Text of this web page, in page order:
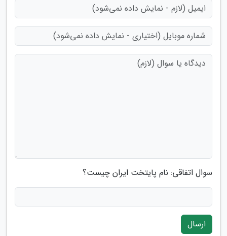
سوال اتفاقی: نام پایتخت ایران چیست؟
ارسال